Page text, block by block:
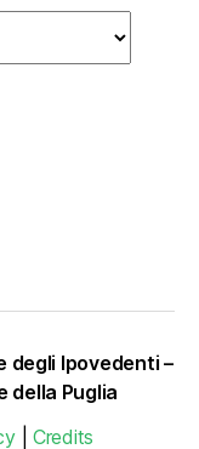
degli Ipovedenti –
della Puglia
| Credits